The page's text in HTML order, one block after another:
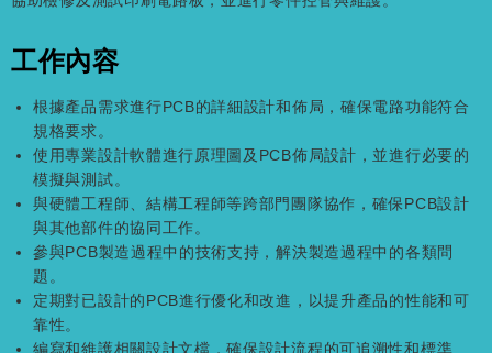
工作內容
根據產品需求進行PCB的詳細設計和佈局，確保電路功能符合
規格要求。
使用專業設計軟體進行原理圖及PCB佈局設計，並進行必要的
模擬與測試。
與硬體工程師、結構工程師等跨部門團隊協作，確保PCB設計
與其他部件的協同工作。
參與PCB製造過程中的技術支持，解決製造過程中的各類問
題。
定期對已設計的PCB進行優化和改進，以提升產品的性能和可
靠性。
編寫和維護相關設計文檔，確保設計流程的可追溯性和標準